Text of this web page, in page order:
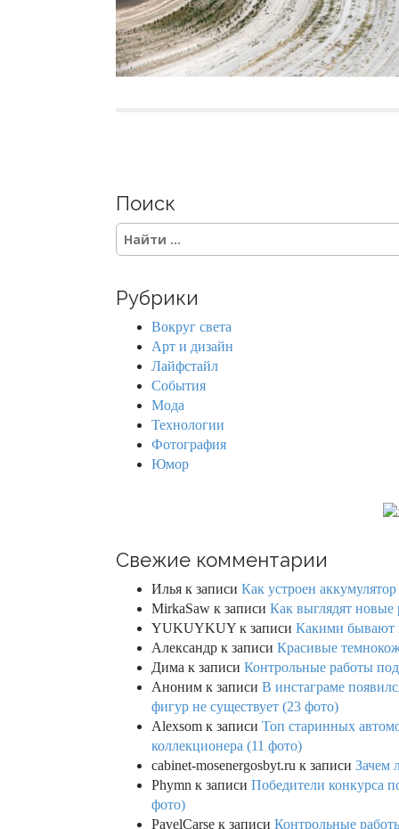
Поиск
S
e
c
Рубрики
Вокруг света
Арт и дизайн
Лайфстайл
События
Мода
Технологии
Фотография
Юмор
Свежие комментарии
Илья к записи Как устроен
MirkaSaw к записи Как выглядят новые
YUKUYKUY к записи Какими бывают
Александр к записи Красивые
Дима к записи Контрольные работы
Аноним к записи В инстаграме
фигур не существует (23 фото)
Alexsom к записи Топ старинных
коллекционера (11 фото)
cabinet-mosenergosbyt.ru к записи Зачем
Phymn к записи Победители конкурса
фото)
PavelCarse к записи Контрольные